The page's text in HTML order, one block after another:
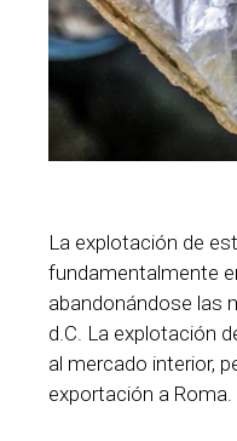
La explotación de
fundamentalmente
abandonándose las
d.C. La explotación
al mercado interior,
exportación a Roma.